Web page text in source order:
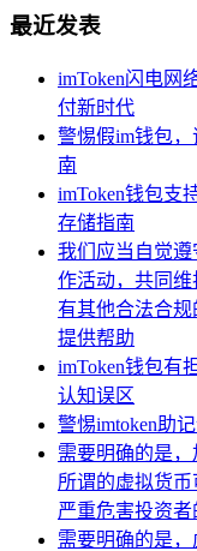
最近发表
imToken闪电网
付新时代
警惕假im钱包
南
imToken钱包支
存储指南
我们应当自觉
作活动，共同
有其他合法合
提供帮助
imToken钱包有
认知误区
警惕imtoken助
需要明确的是
所谓的虚拟货币
严重危害投资
需要明确的是